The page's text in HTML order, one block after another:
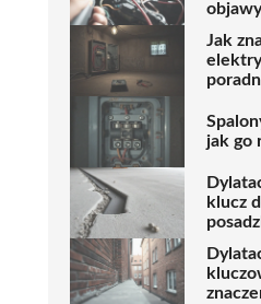
Jak
jak go
klucz